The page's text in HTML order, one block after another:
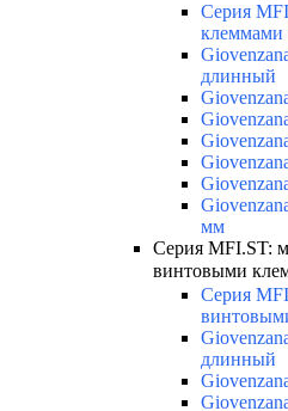
Серия
клеммами
длинный
мм
Серия MFI.ST:
винтовыми
Серия
длинный